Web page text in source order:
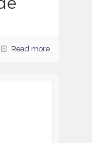
Read more